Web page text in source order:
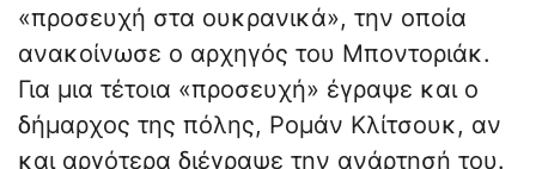
«προσευχή στα ουκρανικά», την οποία
ανακοίνωσε ο αρχηγός του Μποντοριάκ.
Για μια τέτοια «προσευχή» έγραψε και ο
δήμαρχος της πόλης, Ρομάν Κλίτσουκ, αν
και αργότερα διέγραψε την ανάρτησή του.